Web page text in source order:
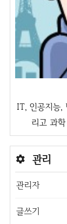
IT, 인공지능,
리고 과
관리
관리자
글쓰기